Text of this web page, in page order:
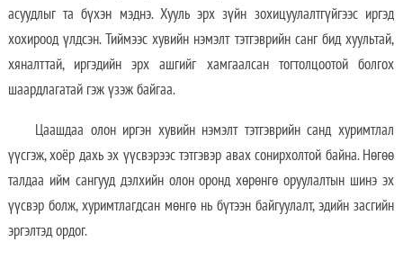
асуудлыг та бүхэн мэднэ. Хууль эрх зүйн зохицуулалтгүйгээс иргэд
хохироод үлдсэн. Тиймээс хувийн нэмэлт тэтгэврийн санг бид хуультай,
хяналттай, иргэдийн эрх ашгийг хамгаалсан тогтолцоотой болгох
шаардлагатай гэж үзэж байгаа.
Цаашдаа олон иргэн хувийн нэмэлт тэтгэврийн санд хуримтлал
үүсгэж, хоёр дахь эх үүсвэрээс тэтгэвэр авах сонирхолтой байна. Нөгөө
талдаа ийм сангууд дэлхийн олон оронд хөрөнгө оруулалтын шинэ эх
үүсвэр болж, хуримтлагдсан мөнгө нь бүтээн байгуулалт, эдийн засгийн
эргэлтэд ордог.